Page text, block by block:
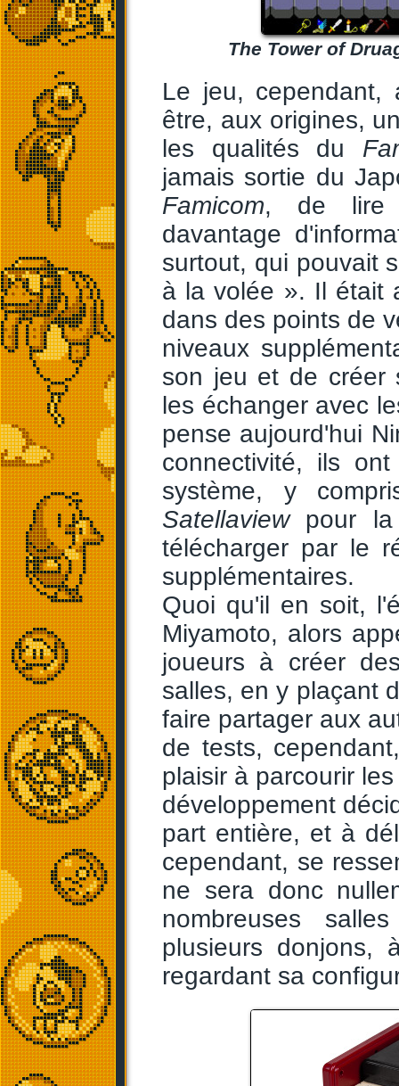
The Tower of
Le jeu,
être, aux origines,
les qualités du
jamais sortie du
Famicom, de lire
davantage
surtout, qui pouvait
à la volée ». Il était
dans des points de
niveaux
son jeu et de créer
les échanger avec
pense aujourd'hui
connectivité, ils
système, y
Satellaviewpour
télécharger par le
supplémentaires.
Quoi qu'il en soit,
Miyamoto, alors
joueurs à créer
salles, en y plaçant
faire partager aux
de tests,
plaisir à parcourir
développement
part entière, et à
cependant, se
ne sera donc
nombreuses
plusieurs
regardant sa